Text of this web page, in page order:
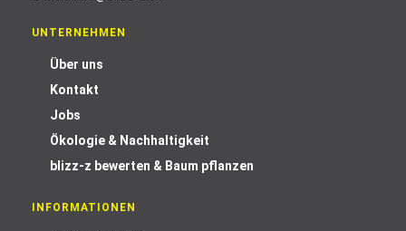
UNTERNEHMEN
Über uns
Kontakt
Jobs
Ökologie & Nachhaltigkeit
blizz-z bewerten & Baum pflanzen
INFORMATIONEN